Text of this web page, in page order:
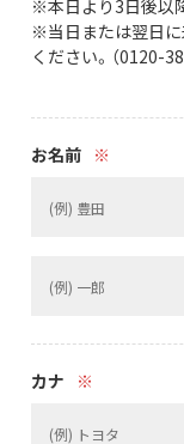
※本日より3日後以
※当日または翌日に
ください。（0120-
お名前 ※
カナ ※